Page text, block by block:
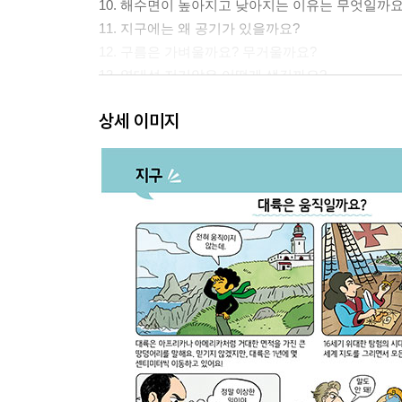
10. 해수면이 높아지고 낮아지는 이유는 무엇일까
11. 지구에는 왜 공기가 있을까요?
13. 열대성 저기압은 어떻게 생길까요?
15. 별의 개수를 셀 수 있나요?
식물의 비밀
1. 우리는 몇 종의 식물을 알고 있을까요?
3. 가을에 낙엽이 지는 이유는 무엇일까요?
4. 잡초란 무엇인가요?
5. 장미는 왜 가시가 있을까요?
6. 꽃은 왜 향기가 날까요?
7. 어떤 식물이 가장 빨리 자랄까요?
8. 식충 식물이란 무엇인가요?
9. 나무는 왜 목재로 되어 있을까요?
상세 이미지